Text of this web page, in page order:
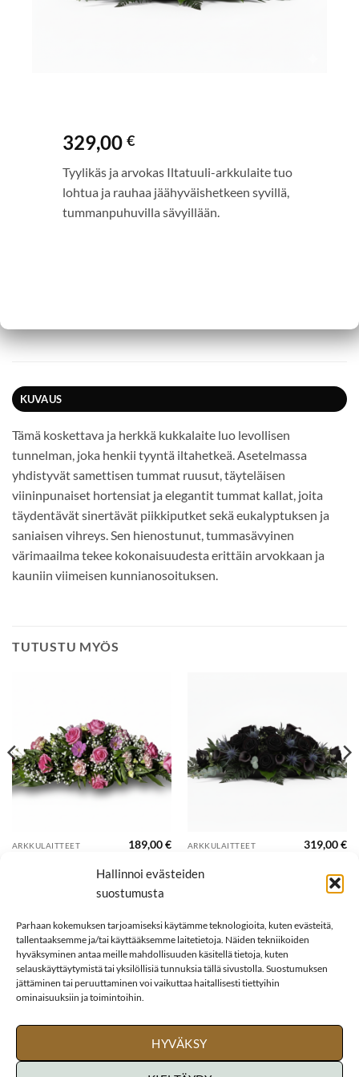
Hallinnoi evästeiden
suostumusta
Parhaan kokemuksen tarjoamiseksi käytämme teknologioita, kuten evästeitä,
tallentaaksemme ja/tai käyttääksemme laitetietoja. Näiden tekniikoiden
hyväksyminen antaa meille mahdollisuuden käsitellä tietoja, kuten
selauskäyttäytymistä tai yksilöllisiä tunnuksia tällä sivustolla. Suostumuksen
jättäminen tai peruuttaminen voi vaikuttaa haitallisesti tiettyihin
ominaisuuksiin ja toimintoihin.
HYVÄKSY
329,00 €
Tyylikäs ja arvokas Iltatuuli-arkkulaite tuo
lohtua ja rauhaa jäähyväishetkeen syvillä,
tummanpuhuvilla sävyillään.
KUVAUS
Tämä koskettava ja herkkä kukkalaite luo levollisen
tunnelman, joka henkii tyyntä iltahetkeä. Asetelmassa
yhdistyvät samettisen tummat ruusut, täyteläisen
viininpunaiset hortensiat ja elegantit tummat kallat, joita
täydentävät sinertävät piikkiputket sekä eukalyptuksen ja
saniaisen vihreys. Sen hienostunut, tummasävyinen
värimaailma tekee kokonaisuudesta erittäin arvokkaan ja
kauniin viimeisen kunnianosoituksen.
TUTUSTU MYÖS
ARKKULAITTEET 189,00€ ARKKULAITTEET 319,00€